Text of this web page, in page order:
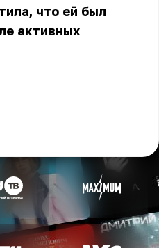
что ей был
активных